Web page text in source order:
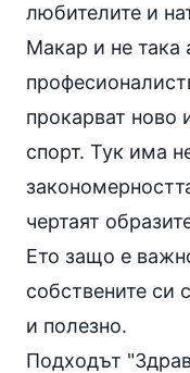
любителите и
Макар и не така
прокарват ново
спорт. Тук има
чертаят
Ето защо е
собствените си
и полезно.
Подходът